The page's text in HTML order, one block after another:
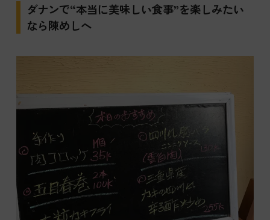
ダナンで“本当に美味しい食事”を楽しみたい
なら陳めしへ